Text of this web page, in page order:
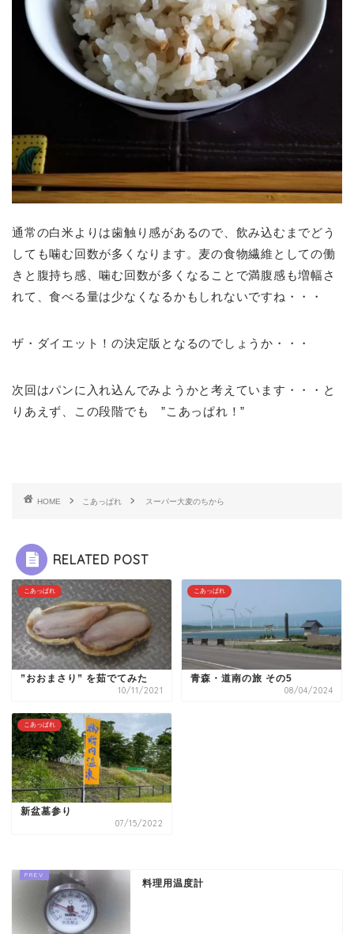
通常の白米よりは歯触り感があるので、飲み込むまでどう
しても噛む回数が多くなります。麦の食物繊維としての働
きと腹持ち感、噛む回数が多くなることで満腹感も増幅さ
れて、食べる量は少なくなるかもしれないですね・・・
ザ・ダイエット！の決定版となるのでしょうか・・・
次回はパンに入れ込んでみようかと考えています・・・と
りあえず、この段階でも ”こあっぱれ！”
HOME こあっぱれ スーパー大麦のちから
RELATED POST
こあっぱれ
”おおまさり” を茹でてみた
10/11/2021
こあっぱれ
青森・道南の旅 その5
08/04/2024
こあっぱれ
新盆墓参り
07/15/2022
料理用温度計